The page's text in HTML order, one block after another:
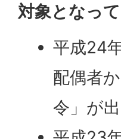
対象となって
平成24
配偶者
令」が